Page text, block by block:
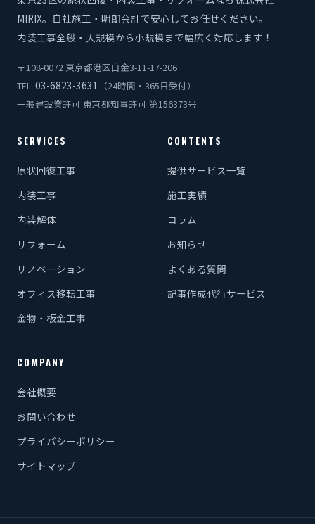
MIRIX。自社施工・明朗会計で安心してお任せください。
内装工事全般・大規模から小規模まで幅広く対応します！
〒108-0072 東京都港区白金3-11-17-206
TEL: 03-6823-3631 （24時間・365日受付）
一般建設業許可 東京都知事許可 第156373号
SERVICES
原状回復工事
内装工事
内装解体
リフォーム
リノベーション
オフィス移転工事
金物・板金工事
CONTENTS
提供サービス一覧
施工実績
コラム
お知らせ
よくある質問
記事作成代行サービス
COMPANY
会社概要
お問い合わせ
プライバシーポリシー
サイトマップ